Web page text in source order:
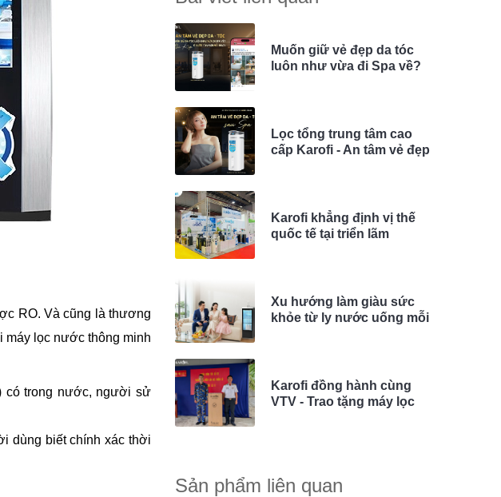
RO. Và cũng là thương
máy lọc nước thông minh
có trong nước, người sử
dùng biết chính xác thời
Muốn giữ vẻ đẹp da tóc
luôn như vừa đi Spa về?
Lọc tổng trung tâm cao
cấp Karofi - An tâm vẻ đẹp
Karofi khẳng định vị thế
quốc tế tại triển lãm
Xu hướng làm giàu sức
khỏe từ ly nước uống mỗi
Karofi đồng hành cùng
VTV - Trao tặng máy lọc
Sản phẩm liên quan